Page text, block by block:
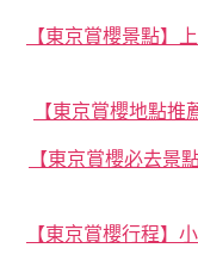
【東京賞櫻景點】
【東京賞櫻地點
【東京賞櫻必去景
【東京賞櫻行程】